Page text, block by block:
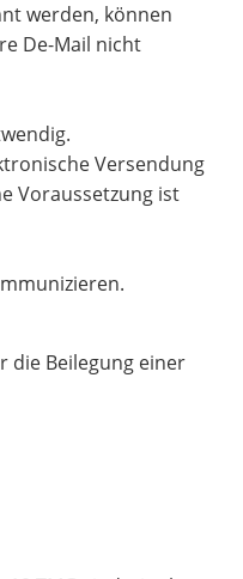
werden, können
De-Mail nicht
Versendung
Voraussetzung ist
die Beilegung einer